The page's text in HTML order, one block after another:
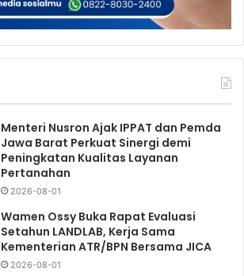
Menteri Nusron Ajak IPPAT dan Pemda
Jawa Barat Perkuat Sinergi demi
Peningkatan Kualitas Layanan
Pertanahan
2026-08-01
Wamen Ossy Buka Rapat Evaluasi
Setahun LANDLAB, Kerja Sama
Kementerian ATR/BPN Bersama JICA
2026-08-01